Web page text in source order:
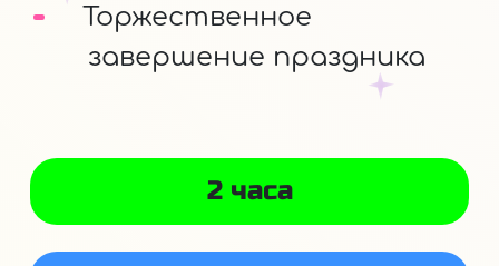
Торжественное
завершение праздника
2 часа